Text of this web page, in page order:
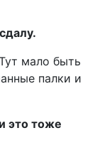
мало быть
палки и
это тоже